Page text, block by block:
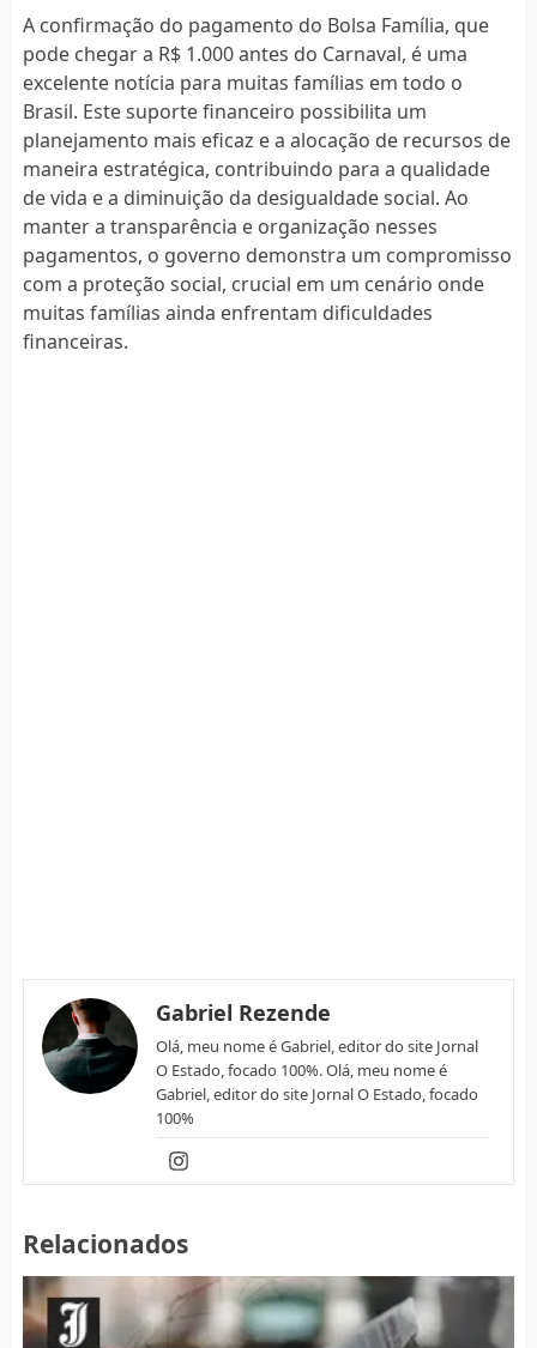
A confirmação do pagamento do Bolsa Família, que
pode chegar a R$ 1.000 antes do Carnaval, é uma
excelente notícia para muitas famílias em todo o
Brasil. Este suporte financeiro possibilita um
planejamento mais eficaz e a alocação de recursos de
maneira estratégica, contribuindo para a qualidade
de vida e a diminuição da desigualdade social. Ao
manter a transparência e organização nesses
pagamentos, o governo demonstra um compromisso
com a proteção social, crucial em um cenário onde
muitas famílias ainda enfrentam dificuldades
financeiras.
Gabriel Rezende
Olá, meu nome é Gabriel, editor do site Jornal
O Estado, focado 100%. Olá, meu nome é
Gabriel, editor do site Jornal O Estado, focado
100%
Relacionados